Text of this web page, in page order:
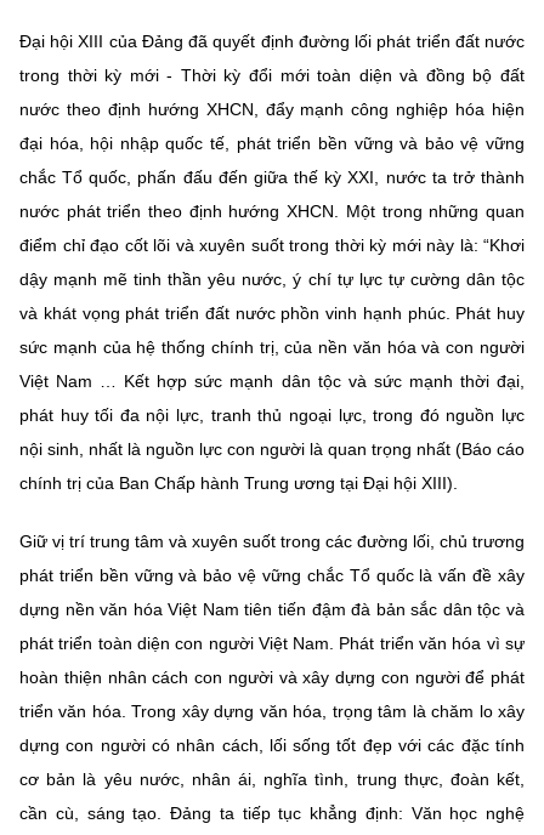
Đại hội XIII của Đảng đã quyết định đường lối phát triển đất nước
trong thời kỳ mới - Thời kỳ đổi mới toàn diện và đồng bộ đất
nước theo định hướng XHCN, đẩy mạnh công nghiệp hóa hiện
đại hóa, hội nhập quốc tế, phát triển bền vững và bảo vệ vững
chắc Tổ quốc, phấn đấu đến giữa thế kỳ XXI, nước ta trở thành
nước phát triển theo định hướng XHCN. Một trong những quan
điểm chỉ đạo cốt lõi và xuyên suốt trong thời kỳ mới này là: “Khơi
dậy mạnh mẽ tinh thần yêu nước, ý chí tự lực tự cường dân tộc
và khát vọng phát triển đất nước phồn vinh hạnh phúc. Phát huy
sức mạnh của hệ thống chính trị, của nền văn hóa và con người
Việt Nam … Kết hợp sức mạnh dân tộc và sức mạnh thời đại,
phát huy tối đa nội lực, tranh thủ ngoại lực, trong đó nguồn lực
nội sinh, nhất là nguồn lực con người là quan trọng nhất (Báo cáo
chính trị của Ban Chấp hành Trung ương tại Đại hội XIII).
Giữ vị trí trung tâm và xuyên suốt trong các đường lối, chủ trương
phát triển bền vững và bảo vệ vững chắc Tổ quốc là vấn đề xây
dựng nền văn hóa Việt Nam tiên tiến đậm đà bản sắc dân tộc và
phát triển toàn diện con người Việt Nam. Phát triển văn hóa vì sự
hoàn thiện nhân cách con người và xây dựng con người để phát
triển văn hóa. Trong xây dựng văn hóa, trọng tâm là chăm lo xây
dựng con người có nhân cách, lối sống tốt đẹp với các đặc tính
cơ bản là yêu nước, nhân ái, nghĩa tình, trung thực, đoàn kết,
cần cù, sáng tạo. Đảng ta tiếp tục khẳng định: Văn học nghệ